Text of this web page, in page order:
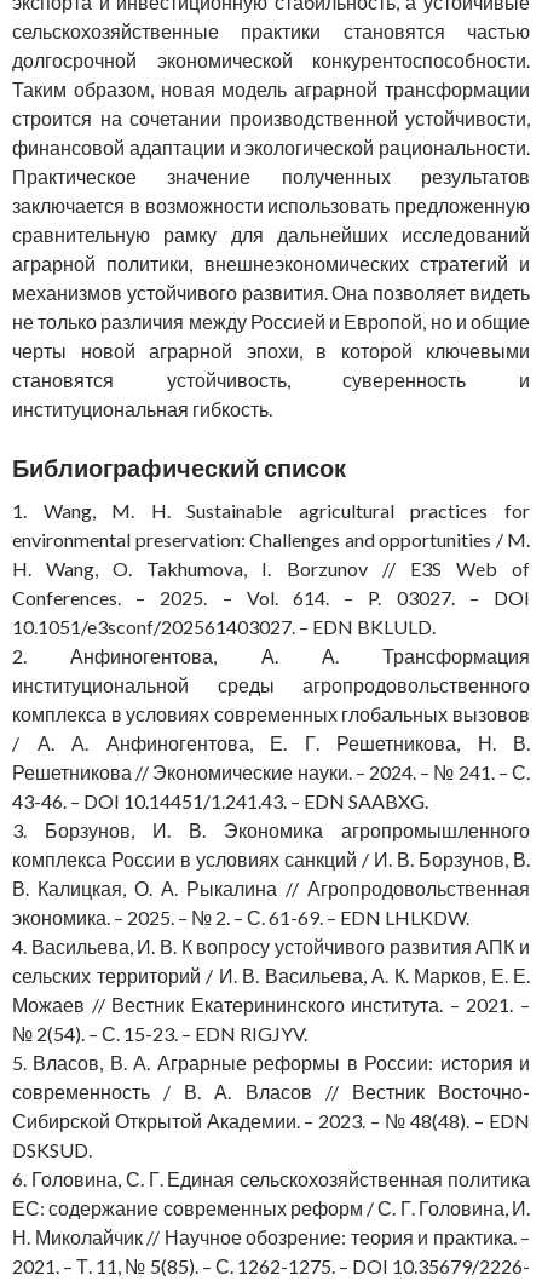
сельскохозяйственные практики становятся частью
долгосрочной экономической конкурентоспособности.
Таким образом, новая модель аграрной трансформации
строится на сочетании производственной устойчивости,
финансовой адаптации и экологической рациональности.
Практическое значение полученных результатов
заключается в возможности использовать предложенную
сравнительную рамку для дальнейших исследований
аграрной политики, внешнеэкономических стратегий и
механизмов устойчивого развития. Она позволяет видеть
не только различия между Россией и Европой, но и общие
черты новой аграрной эпохи, в которой ключевыми
становятся устойчивость, суверенность и
институциональная гибкость.
Библиографический список
1. Wang, M. H. Sustainable agricultural practices for
environmental preservation: Challenges and opportunities / M.
H. Wang, O. Takhumova, I. Borzunov // E3S Web of
Conferences. – 2025. – Vol. 614. – P. 03027. – DOI
10.1051/e3sconf/202561403027. – EDN BKLULD.
2. Анфиногентова, А. А. Трансформация
институциональной среды агропродовольственного
комплекса в условиях современных глобальных вызовов
/ А. А. Анфиногентова, Е. Г. Решетникова, Н. В.
Решетникова // Экономические науки. – 2024. – № 241. – С.
43-46. – DOI 10.14451/1.241.43. – EDN SAABXG.
3. Борзунов, И. В. Экономика агропромышленного
комплекса России в условиях санкций / И. В. Борзунов, В.
В. Калицкая, О. А. Рыкалина // Агропродовольственная
экономика. – 2025. – № 2. – С. 61-69. – EDN LHLKDW.
4. Васильева, И. В. К вопросу устойчивого развития АПК и
сельских территорий / И. В. Васильева, А. К. Марков, Е. Е.
Можаев // Вестник Екатерининского института. – 2021. –
№ 2(54). – С. 15-23. – EDN RIGJYV.
5. Власов, В. А. Аграрные реформы в России: история и
современность / В. А. Власов // Вестник Восточно-
Сибирской Открытой Академии. – 2023. – № 48(48). – EDN
DSKSUD.
6. Головина, С. Г. Единая сельскохозяйственная политика
ЕС: содержание современных реформ / С. Г. Головина, И.
Н. Миколайчик // Научное обозрение: теория и практика. –
2021. – Т. 11, № 5(85). – С. 1262-1275. – DOI 10.35679/2226-